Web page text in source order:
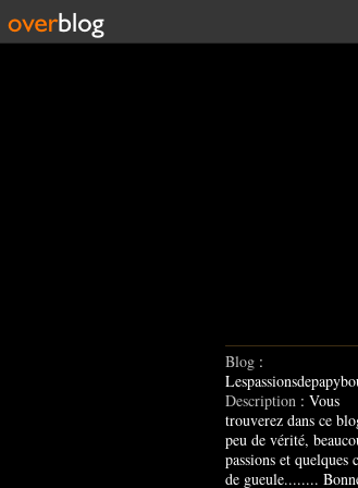
Blog :
Description : Vous
trouverez dans ce
peu de vérité,
passions et quelques
de gueule........